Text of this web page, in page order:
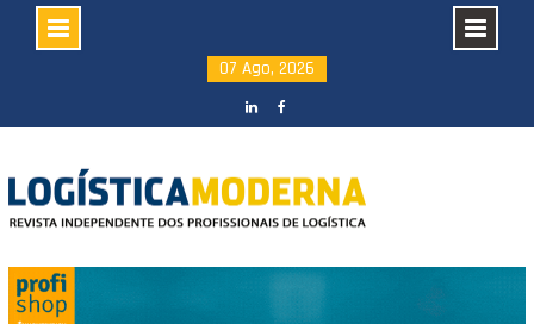
content
07 Ago, 2026